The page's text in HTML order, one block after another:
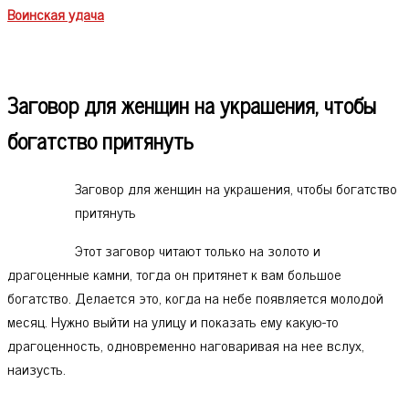
Воинская удача
Заговор для женщин на украшения, чтобы
богатство притянуть
Заговор для женщин на украшения, чтобы богатство
притянуть
Этот заговор читают только на золото и
драгоценные камни, тогда он притянет к вам большое
богатство. Делается это, когда на небе появляется молодой
месяц. Нужно выйти на улицу и показать ему какую-то
драгоценность, одновременно наговаривая на нее вслух,
наизусть.